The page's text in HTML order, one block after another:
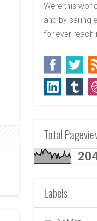
Were this
and by sailing
for ever reach
Total
Labels